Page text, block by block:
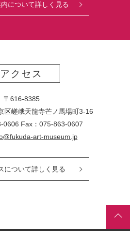
について詳しく見る
アクセス
〒616-8385
区嵯峨天龍寺芒ノ馬場町3-16
0606 Fax：075-863-0607
art-museum.jp
について詳しく見る